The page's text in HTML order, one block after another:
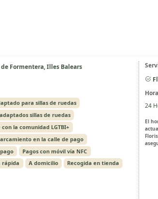
Formentera, Illes Balears
para sillas de ruedas
sillas de ruedas
la comunidad LGTBI+
en la calle de pago
Pagos con móvil vía NFC
rápida A domicilio Recogida en tienda
24
El